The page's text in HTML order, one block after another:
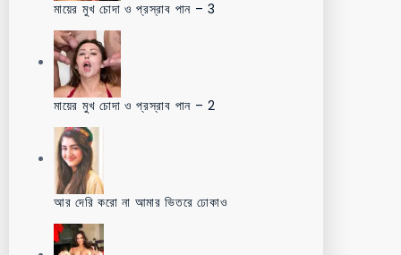
মায়ের মুখ চোদা ও প্রস্রাব পান – 3
মায়ের মুখ চোদা ও প্রস্রাব পান – 2
আর দেরি করো না আমার ভিতরে ঢোকাও